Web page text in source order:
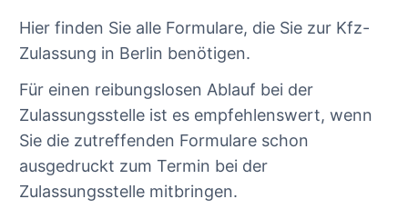
Hier finden Sie alle Formulare, die Sie zur Kfz-
Zulassung in Berlin benötigen.
Für einen reibungslosen Ablauf bei der
Zulassungsstelle ist es empfehlenswert, wenn
Sie die zutreffenden Formulare schon
ausgedruckt zum Termin bei der
Zulassungsstelle mitbringen.